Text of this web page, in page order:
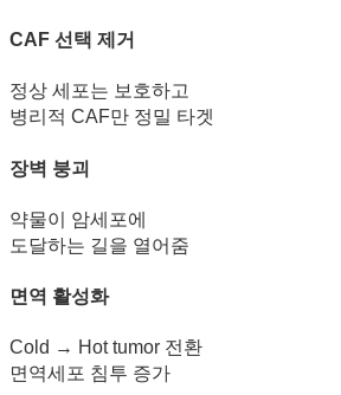
CAF 선택 제거
정상 세포는 보호하고
병리적 CAF만 정밀 타겟
장벽 붕괴
약물이 암세포에
도달하는 길을 열어줌
면역 활성화
Cold → Hot tumor 전환
면역세포 침투 증가